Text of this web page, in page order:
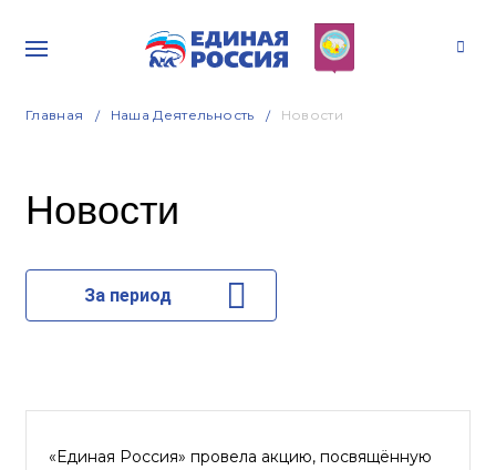
Главная Наша Деятельность Новости
Новости
За период
«Единая Россия» провела акцию, посвящённую